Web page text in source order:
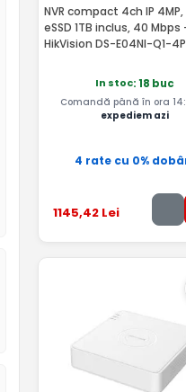
NVR compact 4ch IP 4MP,
eSSD 1TB inclus, 40 Mbps
HikVision DS-E04NI-Q1-
In stoc: 18 buc
Comandă până în ora
expediem azi
4 rate cu 0%
1145,42 Lei